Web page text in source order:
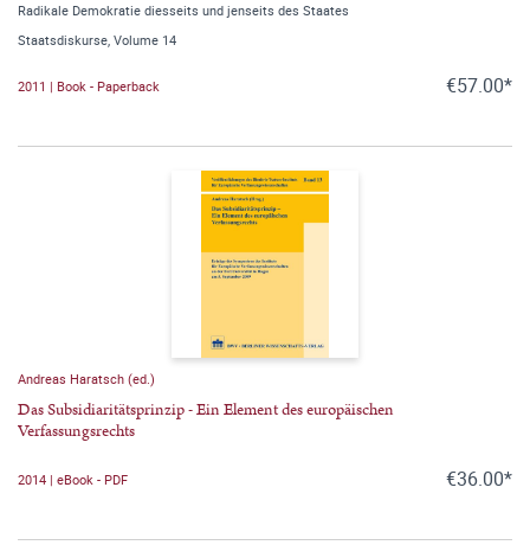
Radikale Demokratie diesseits und jenseits des Staates
Staatsdiskurse, Volume 14
2011 | Book - Paperback €57.00*
Andreas Haratsch (ed.)
Das Subsidiaritätsprinzip - Ein Element des europäischen
Verfassungsrechts
2014 | eBook - PDF €36.00*